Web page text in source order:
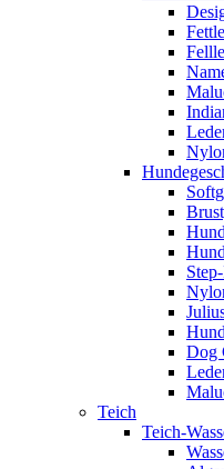
Dog
Teich
Teich-